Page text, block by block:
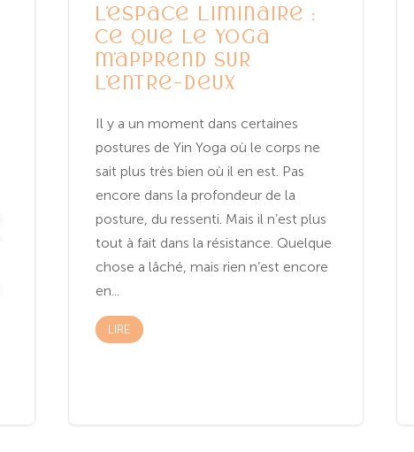
L’espace liminaire :
ce que le yoga
m’apprend sur
l’entre-deux
Il y a un moment dans certaines
postures de Yin Yoga où le corps ne
sait plus très bien où il en est. Pas
encore dans la profondeur de la
posture, du ressenti. Mais il n’est plus
tout à fait dans la résistance. Quelque
chose a lâché, mais rien n’est encore
en...
LIRE